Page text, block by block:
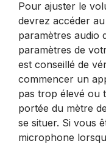
Pour ajuster le
devrez accéder
paramètres audio
paramètres de
est conseillé de
commencer un
pas trop élevé ou
portée du mètre
se situer. Si vous
microphone